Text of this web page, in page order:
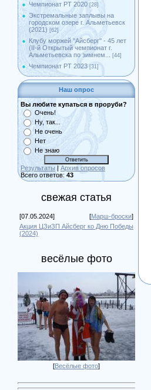
Чемпионат РТ 2020 [28]
Экстремальные заплывы на
городском озере г. Альметьевск
(2021) [62]
Клубу моржей ''Айсберг'' - 45 лет
(II-й Открытый чемпионат г.
Альметьевска по зимнем...
[44]
Чемпионат РТ 2023 [31]
Наш опрос
Вы любите купаться в проруби?
Очень!
Ну, так...
Не очень
Нет
Не знаю
Результаты | Архив опросов
Всего ответов: 43
свежая статья
[07.05.2024] [Марш-броски]
Акция ЦЗиЗП Айсберг ко Дню Победы
(2024)
весёлые фото
[Весёлые фото]